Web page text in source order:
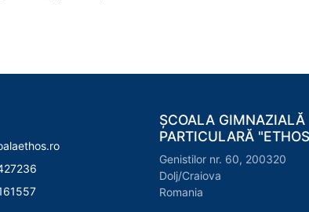
ȘCOALA GIMNAZIALĂ
PARTICULARĂ
Genistilor nr. 60, 200320
Dolj/Craiova
Romania